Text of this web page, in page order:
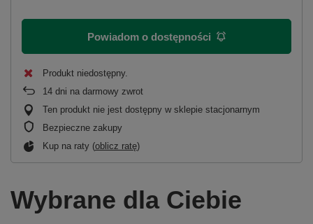
Powiadom o dostępności
Produkt niedostępny
14 dni na darmowy zwrot
Ten produkt nie jest dostępny w sklepie stacjonarnym
Bezpieczne zakupy
Kup na raty (oblicz ratę)
Wybrane dla Ciebie